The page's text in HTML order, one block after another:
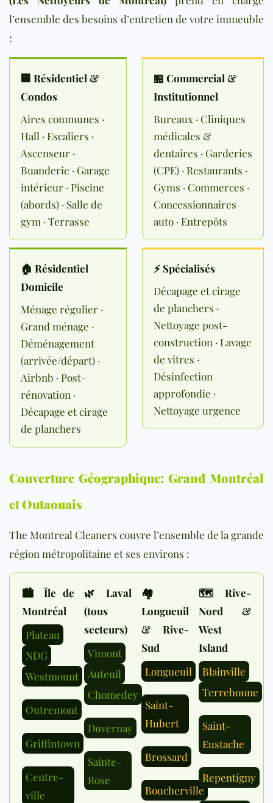
l’ensemble des besoins d’entretien de votre immeuble
:
🏢 Résidentiel &
Condos
Aires communes ·
Hall · Escaliers ·
Ascenseur ·
Buanderie · Garage
intérieur · Piscine
(abords) · Salle de
gym · Terrasse
🏪 Commercial &
Institutionnel
Bureaux · Cliniques
médicales &
dentaires · Garderies
(CPE) · Restaurants ·
Gyms · Commerces ·
Concessionnaires
auto · Entrepôts
🏠 Résidentiel
Domicile
Ménage régulier ·
Grand ménage ·
Déménagement
(arrivée/départ) ·
Airbnb · Post-
rénovation ·
Décapage et cirage
de planchers
⚡ Spécialisés
Décapage et cirage
de planchers ·
Nettoyage post-
construction · Lavage
de vitres ·
Désinfection
approfondie ·
Nettoyage urgence
Couverture Géographique: Grand Montréal
et Outaouais
The Montreal Cleaners couvre l’ensemble de la grande
région métropolitaine et ses environs :
🏙 Île de
Montréal
Plateau
NDG
Westmount
Outremont
Griffintown
Centre-
ville
🌿 Laval
(tous
secteurs)
Vimont
Auteuil
Chomedey
Duvernay
Sainte-
Rose
🏘
Longueuil
& Rive-
Sud
Longueuil
Saint-
Hubert
Brossard
Boucherville
🗺 Rive-
Nord &
West
Island
Blainville
Terrebonne
Saint-
Eustache
Repentigny